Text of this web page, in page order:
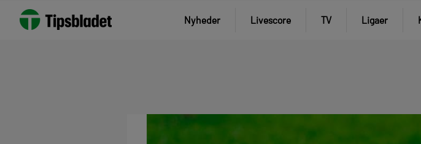
Nyheder Livescore TV Ligaer